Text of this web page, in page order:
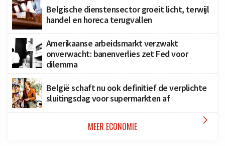
Belgische dienstensector groeit licht, terwijl
handel en horeca terugvallen
Amerikaanse arbeidsmarkt verzwakt
onverwacht: banenverlies zet Fed voor
dilemma
België schaft nu ook definitief de verplichte
sluitingsdag voor supermarkten af
MEER ECONOMIE 